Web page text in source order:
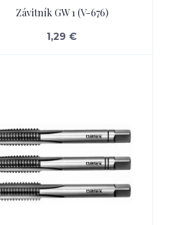
Závitník GW 1 (V-676)
1,29 €